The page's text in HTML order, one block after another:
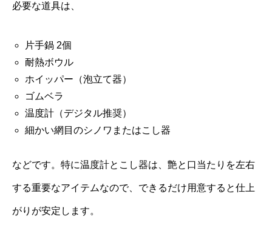
必要な道具は、
片手鍋 2個
耐熱ボウル
ホイッパー（泡立て器）
ゴムベラ
温度計（デジタル推奨）
細かい網目のシノワまたはこし器
などです。特に温度計とこし器は、艶と口当たりを左右
する重要なアイテムなので、できるだけ用意すると仕上
がりが安定します。